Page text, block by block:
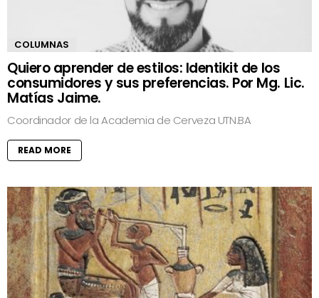
COLUMNAS
Quiero aprender de estilos: Identikit de los
consumidores y sus preferencias. Por Mg. Lic.
Matías Jaime.
Coordinador de la Academia de Cerveza UTN.BA
READ MORE